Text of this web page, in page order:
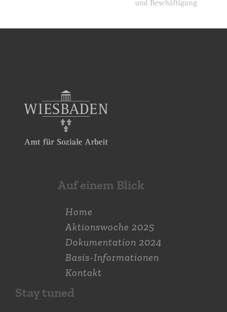
Auf einem Blick
Home
Aktions­woche 2025
Dokumen­tation 2024
Basis-Informationen
Kontakt
Stay tuned